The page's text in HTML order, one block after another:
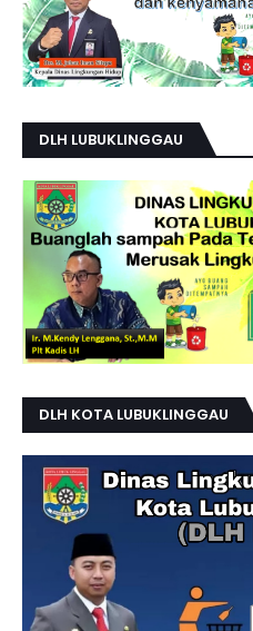
DLH LUBUKLINGGAU
DLH KOTA LUBUKLINGGAU